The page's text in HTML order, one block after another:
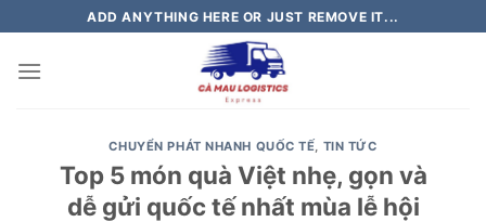
to
content
ADD ANYTHING HERE OR JUST REMOVE IT...
CHUYỂN PHÁT NHANH QUỐC TẾ, TIN TỨC
Top 5 món quà Việt nhẹ, gọn và
dễ gửi quốc tế nhất mùa lễ hội